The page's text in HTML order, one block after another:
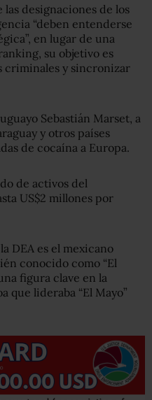
las designaciones de los
“deben entenderse
en lugar de una
su objetivo es
criminales y sincronizar
Sebastián Marset, a
y otros países
de cocaína a Europa.
de activos del
US$2 millones por
DEA es el mexicano
conocido como “El
figura clave en la
que lideraba “El Mayo”